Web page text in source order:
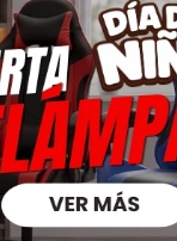
realizadas tienen un